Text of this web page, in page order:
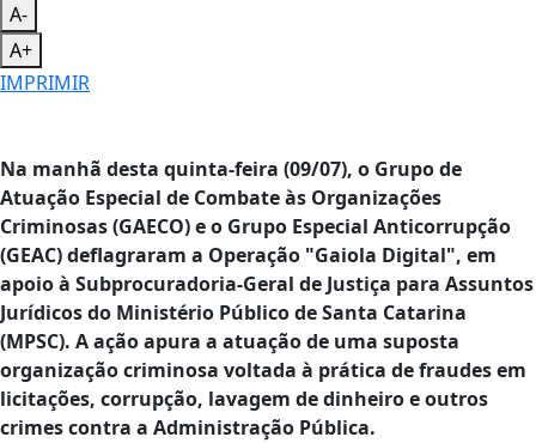
A-
A+
IMPRIMIR
Na manhã desta quinta-feira (09/07), o Grupo de
Atuação Especial de Combate às Organizações
Criminosas (GAECO) e o Grupo Especial Anticorrupção
(GEAC) deflagraram a Operação "Gaiola Digital", em
apoio à Subprocuradoria-Geral de Justiça para Assuntos
Jurídicos do Ministério Público de Santa Catarina
(MPSC). A ação apura a atuação de uma suposta
organização criminosa voltada à prática de fraudes em
licitações, corrupção, lavagem de dinheiro e outros
crimes contra a Administração Pública.